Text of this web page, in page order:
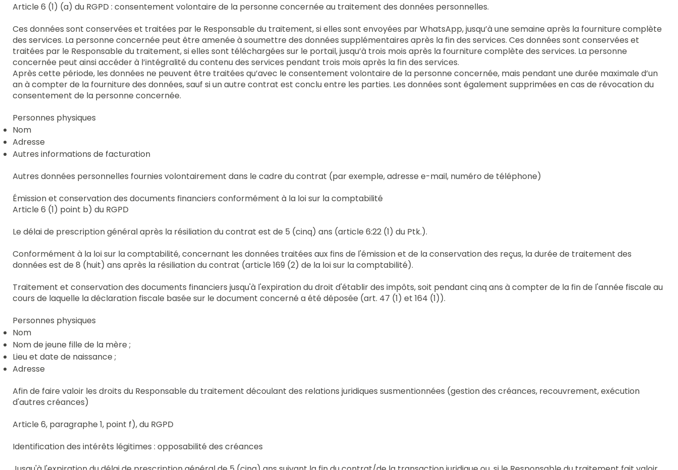
Article 6 (1) (a) du RGPD : consentement volontaire de la personne concernée au traitement des données personnelles.
Ces données sont conservées et traitées par le Responsable du traitement, si elles sont envoyées par WhatsApp, jusqu’à une semaine après la fourniture complète
des services. La personne concernée peut être amenée à soumettre des données supplémentaires après la fin des services. Ces données sont conservées et
traitées par le Responsable du traitement, si elles sont téléchargées sur le portail, jusqu’à trois mois après la fourniture complète des services. La personne
concernée peut ainsi accéder à l’intégralité du contenu des services pendant trois mois après la fin des services.
Après cette période, les données ne peuvent être traitées qu’avec le consentement volontaire de la personne concernée, mais pendant une durée maximale d’un
an à compter de la fourniture des données, sauf si un autre contrat est conclu entre les parties. Les données sont également supprimées en cas de révocation du
consentement de la personne concernée.
Personnes physiques
Nom
Adresse
Autres informations de facturation​
Autres données personnelles fournies volontairement dans le cadre du contrat (par exemple, adresse e-mail, numéro de téléphone)
Émission et conservation des documents financiers conformément à la loi sur la comptabilité
Article 6 (1) point b) du RGPD
Le délai de prescription général après la résiliation du contrat est de 5 (cinq) ans (article 6:22 (1) du Ptk.).
Conformément à la loi sur la comptabilité, concernant les données traitées aux fins de l'émission et de la conservation des reçus, la durée de traitement des
données est de 8 (huit) ans après la résiliation du contrat (article 169 (2) de la loi sur la comptabilité).
Traitement et conservation des documents financiers jusqu'à l'expiration du droit d'établir des impôts, soit pendant cinq ans à compter de la fin de l'année fiscale au
cours de laquelle la déclaration fiscale basée sur le document concerné a été déposée (art. 47 (1) et 164 (1)).
Personnes physiques
Nom
Nom de jeune fille de la mère ;
Lieu et date de naissance ;
Adresse
Afin de faire valoir les droits du Responsable du traitement découlant des relations juridiques susmentionnées (gestion des créances, recouvrement, exécution
d'autres créances)
Article 6, paragraphe 1, point f), du RGPD
Identification des intérêts légitimes : opposabilité des créances